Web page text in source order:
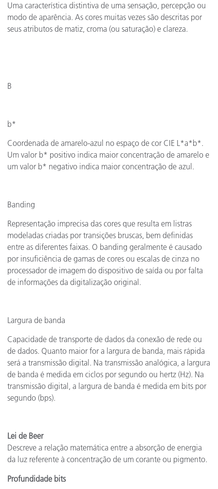
Uma característica distintiva de uma sensação, percepção ou
modo de aparência. As cores muitas vezes são descritas por
seus atributos de matiz, croma (ou saturação) e clareza.
B
b*
Coordenada de amarelo-azul no espaço de cor CIE L*a*b*.
Um valor b* positivo indica maior concentração de amarelo e
um valor b* negativo indica maior concentração de azul.
Banding
Representação imprecisa das cores que resulta em listras
modeladas criadas por transições bruscas, bem definidas
entre as diferentes faixas. O banding geralmente é causado
por insuficiência de gamas de cores ou escalas de cinza no
processador de imagem do dispositivo de saída ou por falta
de informações da digitalização original.
Largura de banda
Capacidade de transporte de dados da conexão de rede ou
de dados. Quanto maior for a largura de banda, mais rápida
será a transmissão digital. Na transmissão analógica, a largura
de banda é medida em ciclos por segundo ou hertz (Hz). Na
transmissão digital, a largura de banda é medida em bits por
segundo (bps).
Lei de Beer
Descreve a relação matemática entre a absorção de energia
da luz referente à concentração de um corante ou pigmento.
Profundidade bits